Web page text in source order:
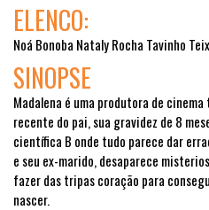
ELENCO:
Noá Bonoba Nataly Rocha Tavinho
SINOPSE
Madalena é uma produtora de
recente do pai, sua gravidez de 8
científica B onde tudo parece dar
e seu ex-marido, desaparece
fazer das tripas coração para
nascer.